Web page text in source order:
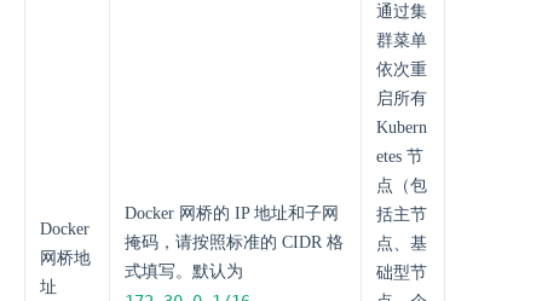
Docker
网桥地
址
Docker 网桥的 IP 地址和子网
掩码，请按照标准的 CIDR 格
式填写。默认为
通过集
群菜单
依次重
启所有
Kubern
etes 节
点（包
括主节
点、基
础型节